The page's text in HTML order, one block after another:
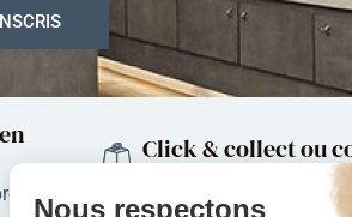
Click & collect ou
région de Mulhouse et